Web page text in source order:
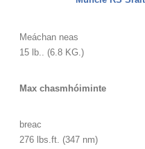
Meáchan neas
15 lb.. (6.8 KG.)
Max chasmhóiminte
breac
276 lbs.ft. (347 nm)